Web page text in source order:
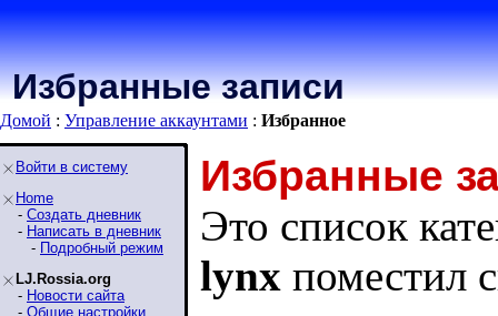
Избранные записи
Домой : Управление аккаунтами : Избранное
Войти в систему
Home
- Создать дневник
- Написать в дневник
- Подробный режим
LJ.Rossia.org
- Новости сайта
- Общие настройки
Избранные
Это список
lynx поместил